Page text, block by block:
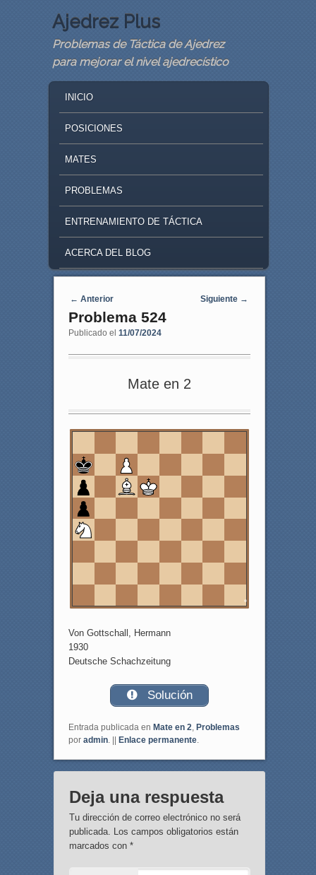
Ajedrez Plus
Problemas de Táctica de Ajedrez
para mejorar el nivel ajedrecístico
SKIP TO PRIMARY CONTENT
SKIP TO SECONDARY CONTENT
INICIO
POSICIONES
MATES
PROBLEMAS
ENTRENAMIENTO DE TÁCTICA
ACERCA DEL BLOG
Navegaci�n de entradas
← Anterior Siguiente →
Problema 524
Publicado el 11/07/2024
Mate en 2
Von Gottschall, Hermann
1930
Deutsche Schachzeitung
Solución
Entrada publicada en Mate en 2, Problemas
por admin. || Enlace permanente.
Deja una respuesta
Tu dirección de correo electrónico no será
publicada. Los campos obligatorios están
marcados con *